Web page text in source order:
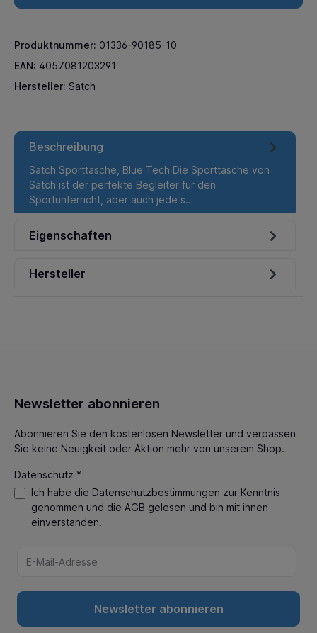
Produktnummer: 01336-90185-10
EAN: 4057081203291
Hersteller: Satch
Beschreibung
Satch Sporttasche, Blue Tech Die Sporttasche von
Satch ist der perfekte Begleiter für den
Sportunterricht, aber auch jede s…
Eigenschaften
Hersteller
Newsletter abonnieren
Abonnieren Sie den kostenlosen Newsletter und verpassen
Sie keine Neuigkeit oder Aktion mehr von unserem Shop.
Datenschutz *
Ich habe die Datenschutzbestimmungen zur Kenntnis
genommen und die AGB gelesen und bin mit ihnen
einverstanden.
Newsletter abonnieren